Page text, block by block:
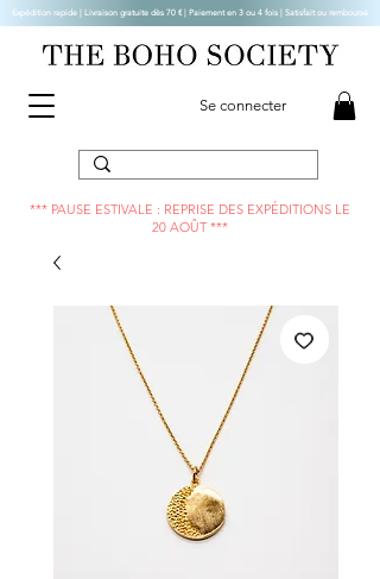
Se connecter
Expédition rapide | Livraison gratuite dès 70 € | Paiement en 3 ou 4 fois | Satisfait ou remboursé
*** PAUSE ESTIVALE : REPRISE DES EXPÉDITIONS LE
20 AOÛT ***